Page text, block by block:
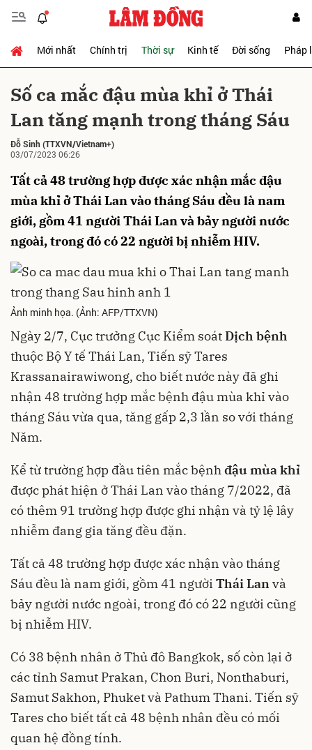
Mới nhất Chính trị Thời sự Kinh tế Đời sống Pháp
Số ca mắc đậu mùa khỉ ở Thái
Lan tăng mạnh trong tháng Sáu
Đỗ Sinh(TTXVN/Vietnam+)
03/07/2023 06:26
Tất cả 48 trường hợp được xác nhận mắc đậu
mùa khỉ ở Thái Lan vào tháng Sáu đều là nam
giới, gồm 41 người Thái Lan và bảy người nước
ngoài, trong đó có 22 người bị nhiễm HIV.
Ảnh minh họa. (Ảnh: AFP/TTXVN)
Ngày 2/7, Cục trưởng Cục Kiểm soátDịch bệnh
thuộc Bộ Y tế Thái Lan, Tiến sỹ Tares
Krassanairawiwong, cho biết nước này đã ghi
nhận 48 trường hợp mắc bệnh đậu mùa khỉ vào
tháng Sáu vừa qua, tăng gấp 2,3 lần so với tháng
Năm.
Kể từ trường hợp đầu tiên mắc bệnh đậu mùa khỉ
được phát hiện ở Thái Lan vào tháng 7/2022, đã
có thêm 91 trường hợp được ghi nhận và tỷ lệ lây
nhiễm đang gia tăng đều đặn.
Tất cả 48 trường hợp được xác nhận vào tháng
Sáu đều là nam giới, gồm 41 người Thái Lan và
bảy người nước ngoài, trong đó có 22 người cũng
bị nhiễm HIV.
Có 38 bệnh nhân ở Thủ đô Bangkok, số còn lại ở
các tỉnh Samut Prakan, Chon Buri, Nonthaburi,
Samut Sakhon, Phuket và Pathum Thani. Tiến sỹ
Tares cho biết tất cả 48 bệnh nhân đều có mối
quan hệ đồng tính.
Gửi bình luận